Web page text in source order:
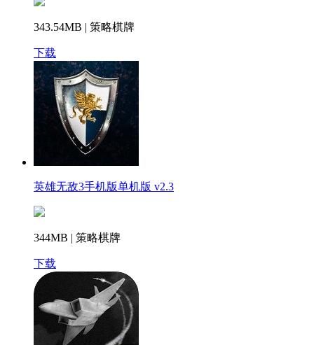
343.54MB | 策略棋牌
下载
英雄无敌3手机版单机版 v2.3
344MB | 策略棋牌
下载